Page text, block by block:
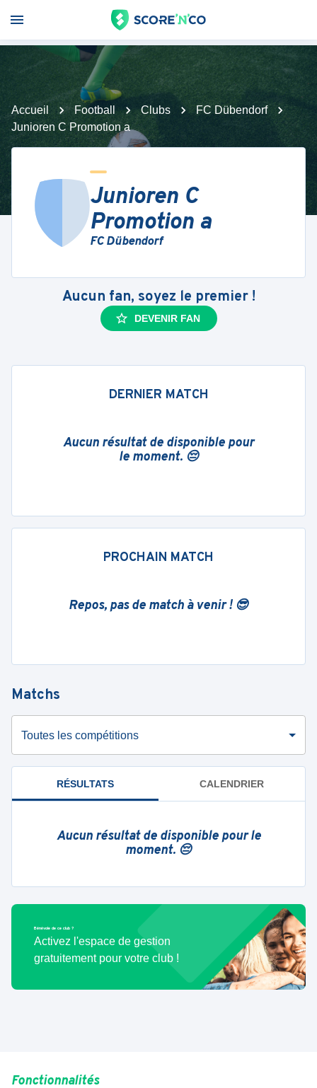
Accueil Football Clubs
FC Dübendorf
Junioren C Promotion a
Junioren C
Promotion a
FC Dübendorf
Aucun fan, soyez le premier !
DEVENIR FAN
DERNIER MATCH
Aucun résultat de disponible pour
le moment. 😔
PROCHAIN MATCH
Repos, pas de match à venir ! 😎
Matchs
Toutes les compétitions
RÉSULTATS CALENDRIER
Aucun résultat de disponible pour le
moment. 😔
Bénévole de ce club ?
Activez l'espace de gestion
gratuitement pour votre club !
Fonctionnalités